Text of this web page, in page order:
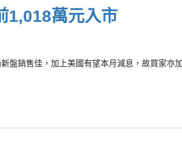
1,018萬元入市
盤銷售佳，加上美國有望本月減息，故買家亦